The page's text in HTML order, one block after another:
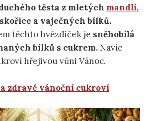
těsta z mletých mandlí,
a vaječných bílků.
těchto hvězdiček je sněhobílá
bílků s cukrem. Navíc
hřejivou vůni Vánoc.
zdravé vánoční cukroví